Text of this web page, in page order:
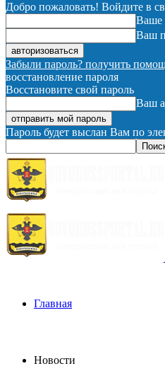
Добро пожаловать! Войдите в
Ваше
Ваш
Забыли пароль? получить
восстановление пароля
Восстановите свой пароль
Ваш
Пароль будет выслан Вам по
Главная
Новости